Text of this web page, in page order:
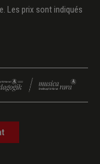
Les prix sont indiqués